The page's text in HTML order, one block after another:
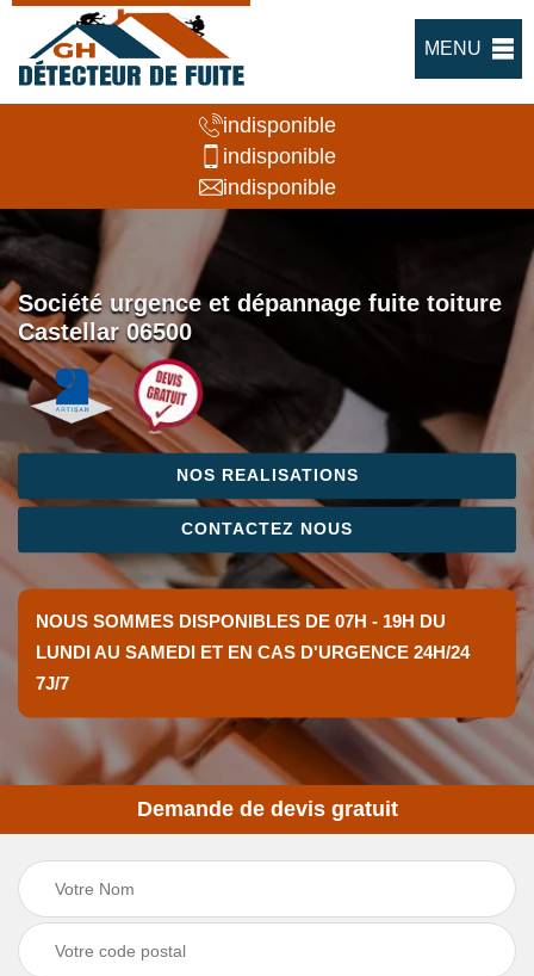
MENU
indisponible
indisponible
indisponible
Société urgence et dépannage fuite toiture
Castellar 06500
NOS REALISATIONS
CONTACTEZ NOUS
NOUS SOMMES DISPONIBLES DE 07H - 19H DU
LUNDI AU SAMEDI ET EN CAS D'URGENCE 24H/24
7J/7
Demande de devis gratuit